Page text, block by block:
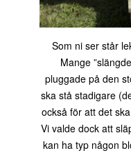
Som ni ser står
Mange
pluggade på den
ska stå stadigare
också för att det
Vi valde dock att
kan ha typ någon